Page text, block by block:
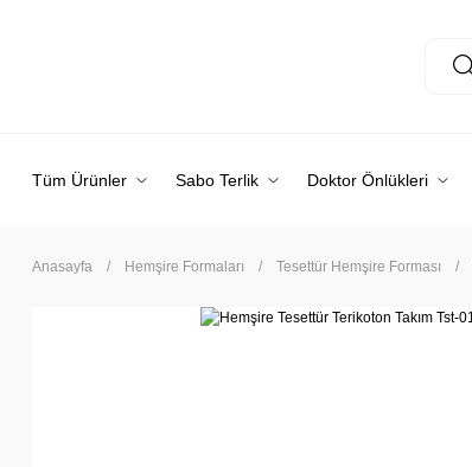
Tüm Ürünler Sabo Terlik Doktor Önlükleri
Anasayfa Hemşire Formaları Tesettür Hemşire Forması